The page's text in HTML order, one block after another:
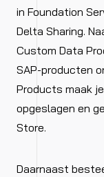
in Foundation
Delta Sharing.
Custom Data
SAP-producten
Products maak
opgeslagen en
Store.
Daarnaast